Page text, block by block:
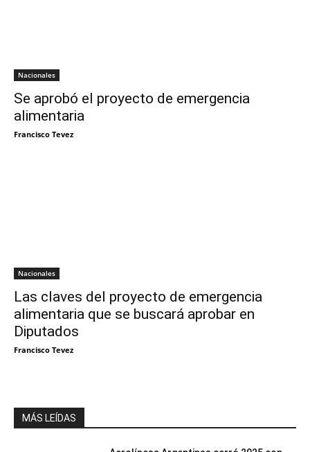
Nacionales
Se aprobó el proyecto de emergencia
alimentaria
Francisco Tevez
Nacionales
Las claves del proyecto de emergencia
alimentaria que se buscará aprobar en
Diputados
Francisco Tevez
MÁS LEÍDAS